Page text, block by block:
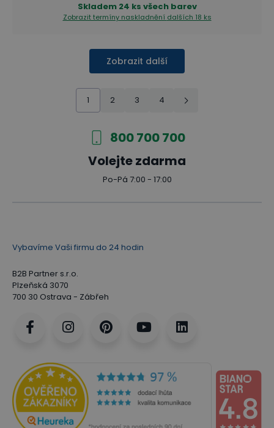
Skladem 24 ks všech barev
Zobrazit termíny naskladnění dalších 18 ks
Zobrazit další
1 2 3 4
800 700 700
Volejte zdarma
Po-Pá 7:00 - 17:00
Vybavíme Vaši firmu do 24 hodin
B2B Partner s.r.o.
Plzeňská 3070
700 30 Ostrava - Zábřeh